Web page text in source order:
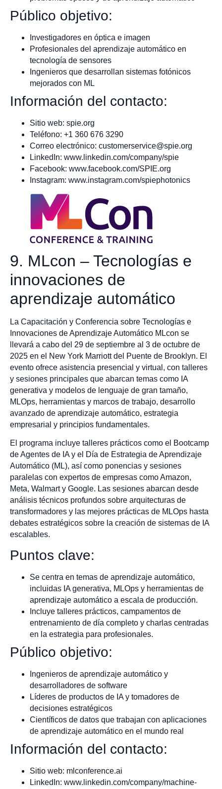
Público objetivo:
Investigadores en óptica e imagen
Profesionales del aprendizaje automático en
tecnología de sensores
Ingenieros que desarrollan sistemas fotónicos
mejorados con ML
Información del contacto:
Sitio web: spie.org
Teléfono: +1 360 676 3290
Correo electrónico: customerservice@spie.org
LinkedIn: www.linkedin.com/company/spie
Facebook: www.facebook.com/SPIE.org
Instagram: www.instagram.com/spiephotonics
9. MLcon – Tecnologías e
innovaciones de
aprendizaje automático
La Capacitación y Conferencia sobre Tecnologías e
Innovaciones de Aprendizaje Automático MLcon se
llevará a cabo del 29 de septiembre al 3 de octubre de
2025 en el New York Marriott del Puente de Brooklyn. El
evento ofrece asistencia presencial y virtual, con talleres
y sesiones principales que abarcan temas como IA
generativa y modelos de lenguaje de gran tamaño,
MLOps, herramientas y marcos de trabajo, desarrollo
avanzado de aprendizaje automático, estrategia
empresarial y principios fundamentales.
El programa incluye talleres prácticos como el Bootcamp
de Agentes de IA y el Día de Estrategia de Aprendizaje
Automático (ML), así como ponencias y sesiones
paralelas con expertos de empresas como Amazon,
Meta, Walmart y Google. Las sesiones abarcan desde
análisis técnicos profundos sobre arquitecturas de
transformadores y las mejores prácticas de MLOps hasta
debates estratégicos sobre la creación de sistemas de IA
escalables.
Puntos clave:
Se centra en temas de aprendizaje automático,
incluidas IA generativa, MLOps y herramientas de
aprendizaje automático a escala de producción.
Incluye talleres prácticos, campamentos de
entrenamiento de día completo y charlas centradas
en la estrategia para profesionales.
Público objetivo:
Ingenieros de aprendizaje automático y
desarrolladores de software
Líderes de productos de IA y tomadores de
decisiones estratégicos
Científicos de datos que trabajan con aplicaciones
de aprendizaje automático en el mundo real
Información del contacto:
Sitio web: mlconference.ai
LinkedIn: www.linkedin.com/company/machine-